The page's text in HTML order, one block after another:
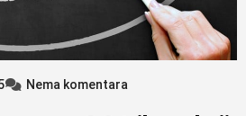
Nema komentara